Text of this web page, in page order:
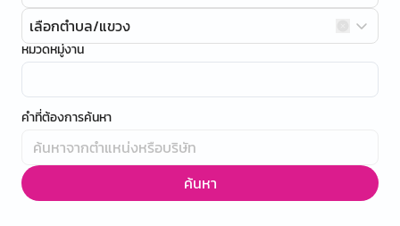
เลือกตำบล/แขวง
หมวดหมู่งาน
คำที่ต้องการค้นหา
ค้นหา